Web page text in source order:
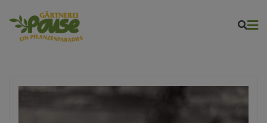
to
content